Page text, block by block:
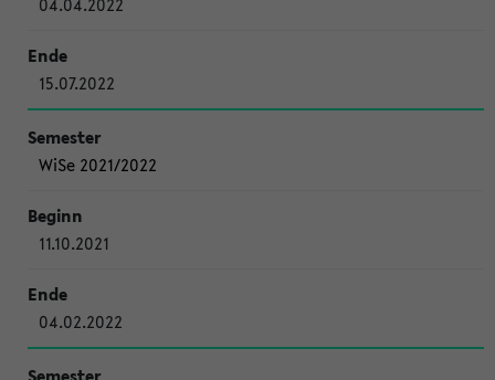
15.07.2022
WiSe 2021/2022
11.10.2021
04.02.2022